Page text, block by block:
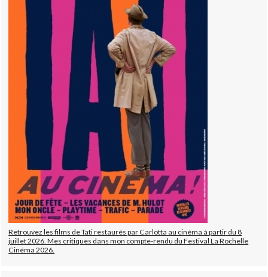
Retrouvez les films de Tati restaurés par Carlotta au cinéma à partir du 8
juillet 2026. Mes critiques dans mon compte-rendu du Festival La Rochelle
Cinéma 2026.